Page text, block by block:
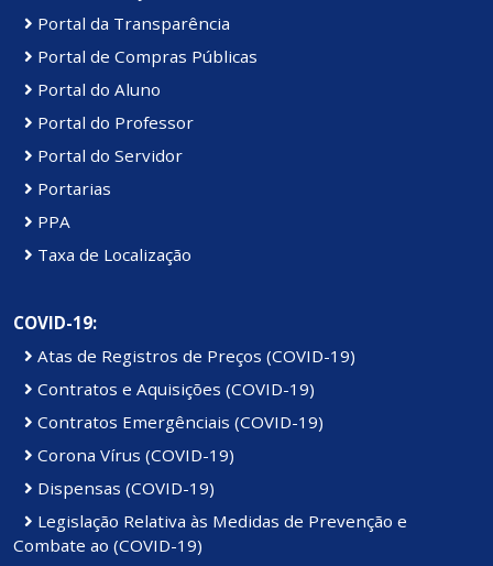
Portal da Transparência
Portal de Compras Públicas
Portal do Aluno
Portal do Professor
Portal do Servidor
Portarias
PPA
Taxa de Localização
COVID-19:
Atas de Registros de Preços (COVID-19)
Contratos e Aquisições (COVID-19)
Contratos Emergênciais (COVID-19)
Corona Vírus (COVID-19)
Dispensas (COVID-19)
Legislação Relativa às Medidas de Prevenção e
Combate ao (COVID-19)